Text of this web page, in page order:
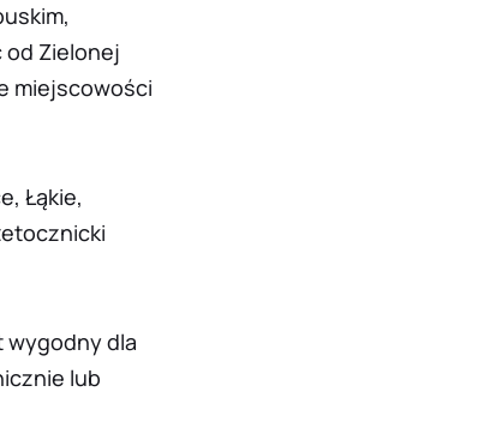
od Zielonej
miejscowości
Łąkie,
wygodny dla
lub